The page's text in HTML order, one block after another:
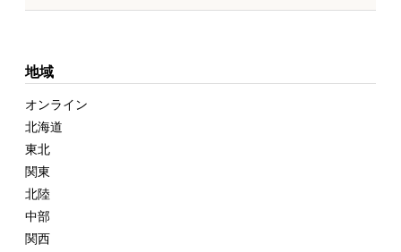
地域
オンライン
北海道
東北
関東
北陸
中部
関西